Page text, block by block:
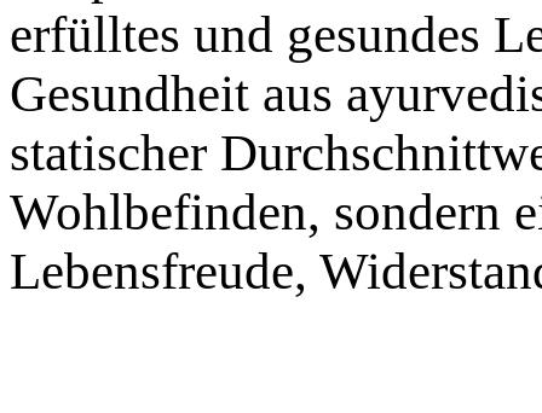
erfülltes und gesundes
Gesundheit aus
statischer
Wohlbefinden, sondern
Lebensfreude,